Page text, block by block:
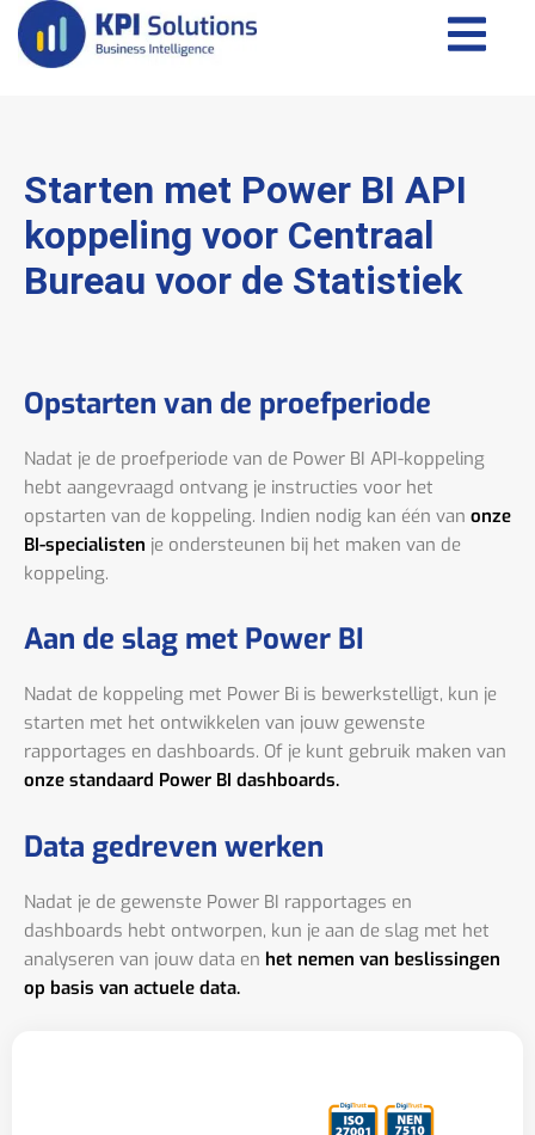
Starten met Power BI API
koppeling voor Centraal
Bureau voor de Statistiek
Opstarten van de proefperiode
Nadat je de proefperiode van de Power BI API-koppeling
hebt aangevraagd ontvang je instructies voor het
opstarten van de koppeling. Indien nodig kan één van onze
BI-specialisten je ondersteunen bij het maken van de
koppeling.
Aan de slag met Power BI
Nadat de koppeling met Power Bi is bewerkstelligt, kun je
starten met het ontwikkelen van jouw gewenste
rapportages en dashboards. Of je kunt gebruik maken van
onze standaard Power BI dashboards.
Data gedreven werken
Nadat je de gewenste Power BI rapportages en
dashboards hebt ontworpen, kun je aan de slag met het
analyseren van jouw data en het nemen van beslissingen
op basis van actuele data.